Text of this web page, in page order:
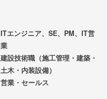
ITエンジニア、SE、PM、IT営
業
建設技術職（施工管理・建築・
土木・内装設備）
営業・セールス